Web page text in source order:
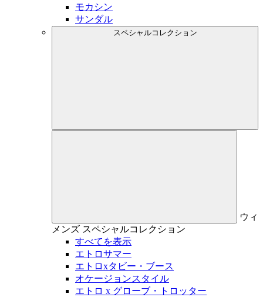
モカシン
サンダル
スペシャルコレクション
ウィ
メンズ スペシャルコレクション
すべてを表示
エトロサマー
エトロxタビー・ブース
オケージョンスタイル
エトロ x グローブ・トロッター